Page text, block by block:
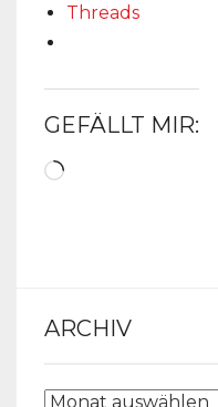
Threads
GEFÄLLT MIR:
Wird
ARCHIV